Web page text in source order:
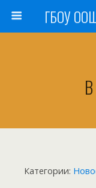
ГБОУ
Категории: